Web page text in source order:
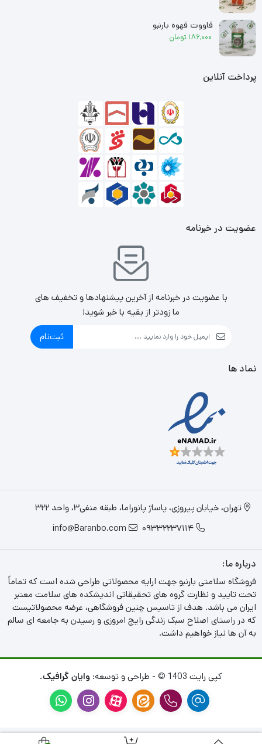
قاووت قهوه بارنبو
186,000 تومان
پرداخت آنلاین
عضویت در خبرنامه
با عضویت در خبرنامه از آخرین پیشنهادها و تخفیف های
ما زودتر از بقیه با خبر شوید!
ثبت‌نام
نماد ها
تهران، خیابان پیروزی، پاساژ پانوراما، طبقه منفی3، واحد 322
09332237114
info@Baranbo.com
درباره ما:
فروشگاه سلامتی بارنبو جهت ارایه محصولاتی طراحی شده است که تماماً
تحت تایید و نظارت گروه های تحقیقاتی اندیشکده های سلامت معتبر
ایران می باشد. هدف از تاسیس چنین فروشگاهی، عرضه محصولاتیست
که در راستای اصلاح سبک زندگی رایج امروزی و رسیدن به جامعه ای سالم
به آن ها نیاز خواهیم داشت.
کپی رایت 1403 © - طراحی و توسعه: وایان گرافیک.